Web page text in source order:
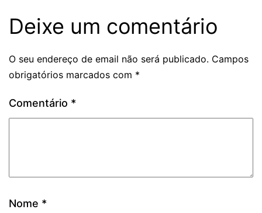
Deixe um comentário
O seu endereço de email não será publicado. Campos
obrigatórios marcados com *
Comentário *
Nome *